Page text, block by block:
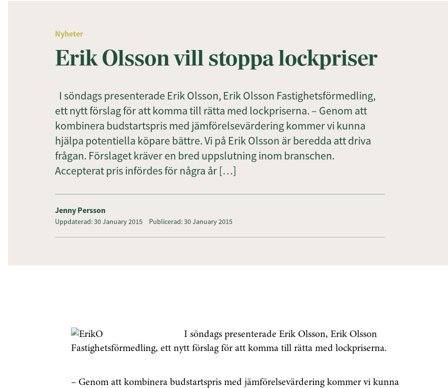
Nyheter
Erik Olsson vill stoppa lockpriser
I söndags presenterade Erik Olsson, Erik Olsson Fastighetsförmedling,
ett nytt förslag för att komma till rätta med lockpriserna. – Genom att
kombinera budstartspris med jämförelsevärdering kommer vi kunna
hjälpa potentiella köpare bättre. Vi på Erik Olsson är beredda att driva
frågan. Förslaget kräver en bred uppslutning inom branschen.
Accepterat pris infördes för några år […]
Jenny Persson
Uppdaterad: 30 January 2015 Publicerad: 30 January 2015
I söndags presenterade Erik Olsson, Erik Olsson
Fastighetsförmedling, ett nytt förslag för att komma till rätta med lockpriserna.
– Genom att kombinera budstartspris med jämförelsevärdering kommer vi kunna